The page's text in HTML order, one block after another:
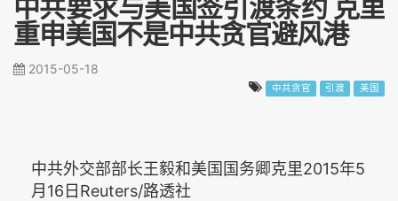
中共要求与美国签引渡条约 克里
重申美国不是中共贪官避风港
2015-05-18
中共贪官 引渡 美国
中共外交部部长王毅和美国国务卿克里2015年5
月16日Reuters/路透社